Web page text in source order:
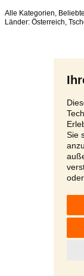
Sie
Alle Kategorien,
Länder: Österreich,